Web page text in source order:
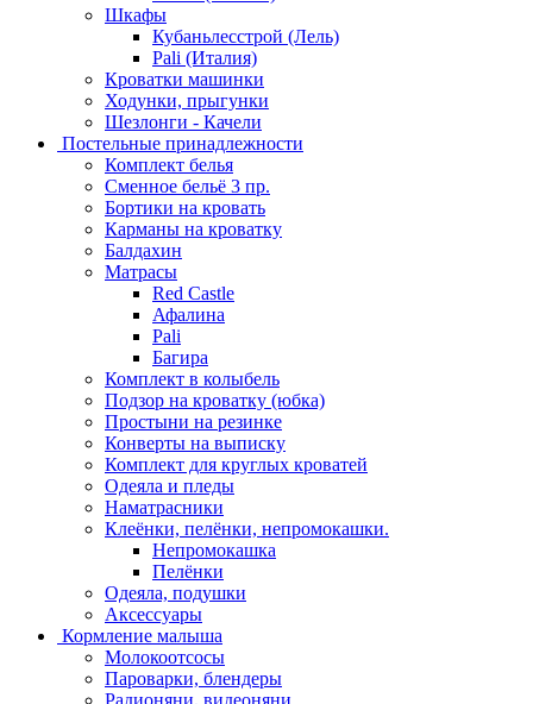
Шкафы
Кубаньлесстрой (Лель)
Pali (Италия)
Кроватки машинки
Ходунки, прыгунки
Шезлонги - Качели
Постельные принадлежности
Комплект белья
Сменное бельё 3 пр.
Бортики на кровать
Карманы на кроватку
Балдахин
Матрасы
Red Castle
Афалина
Pali
Багира
Комплект в колыбель
Подзор на кроватку (юбка)
Простыни на резинке
Конверты на выписку
Комплект для круглых кроватей
Одеяла и пледы
Наматрасники
Клеёнки, пелёнки, непромокашки.
Непромокашка
Пелёнки
Одеяла, подушки
Аксессуары
Кормление малыша
Молокоотсосы
Пароварки, блендеры
Радионяни, видеоняни